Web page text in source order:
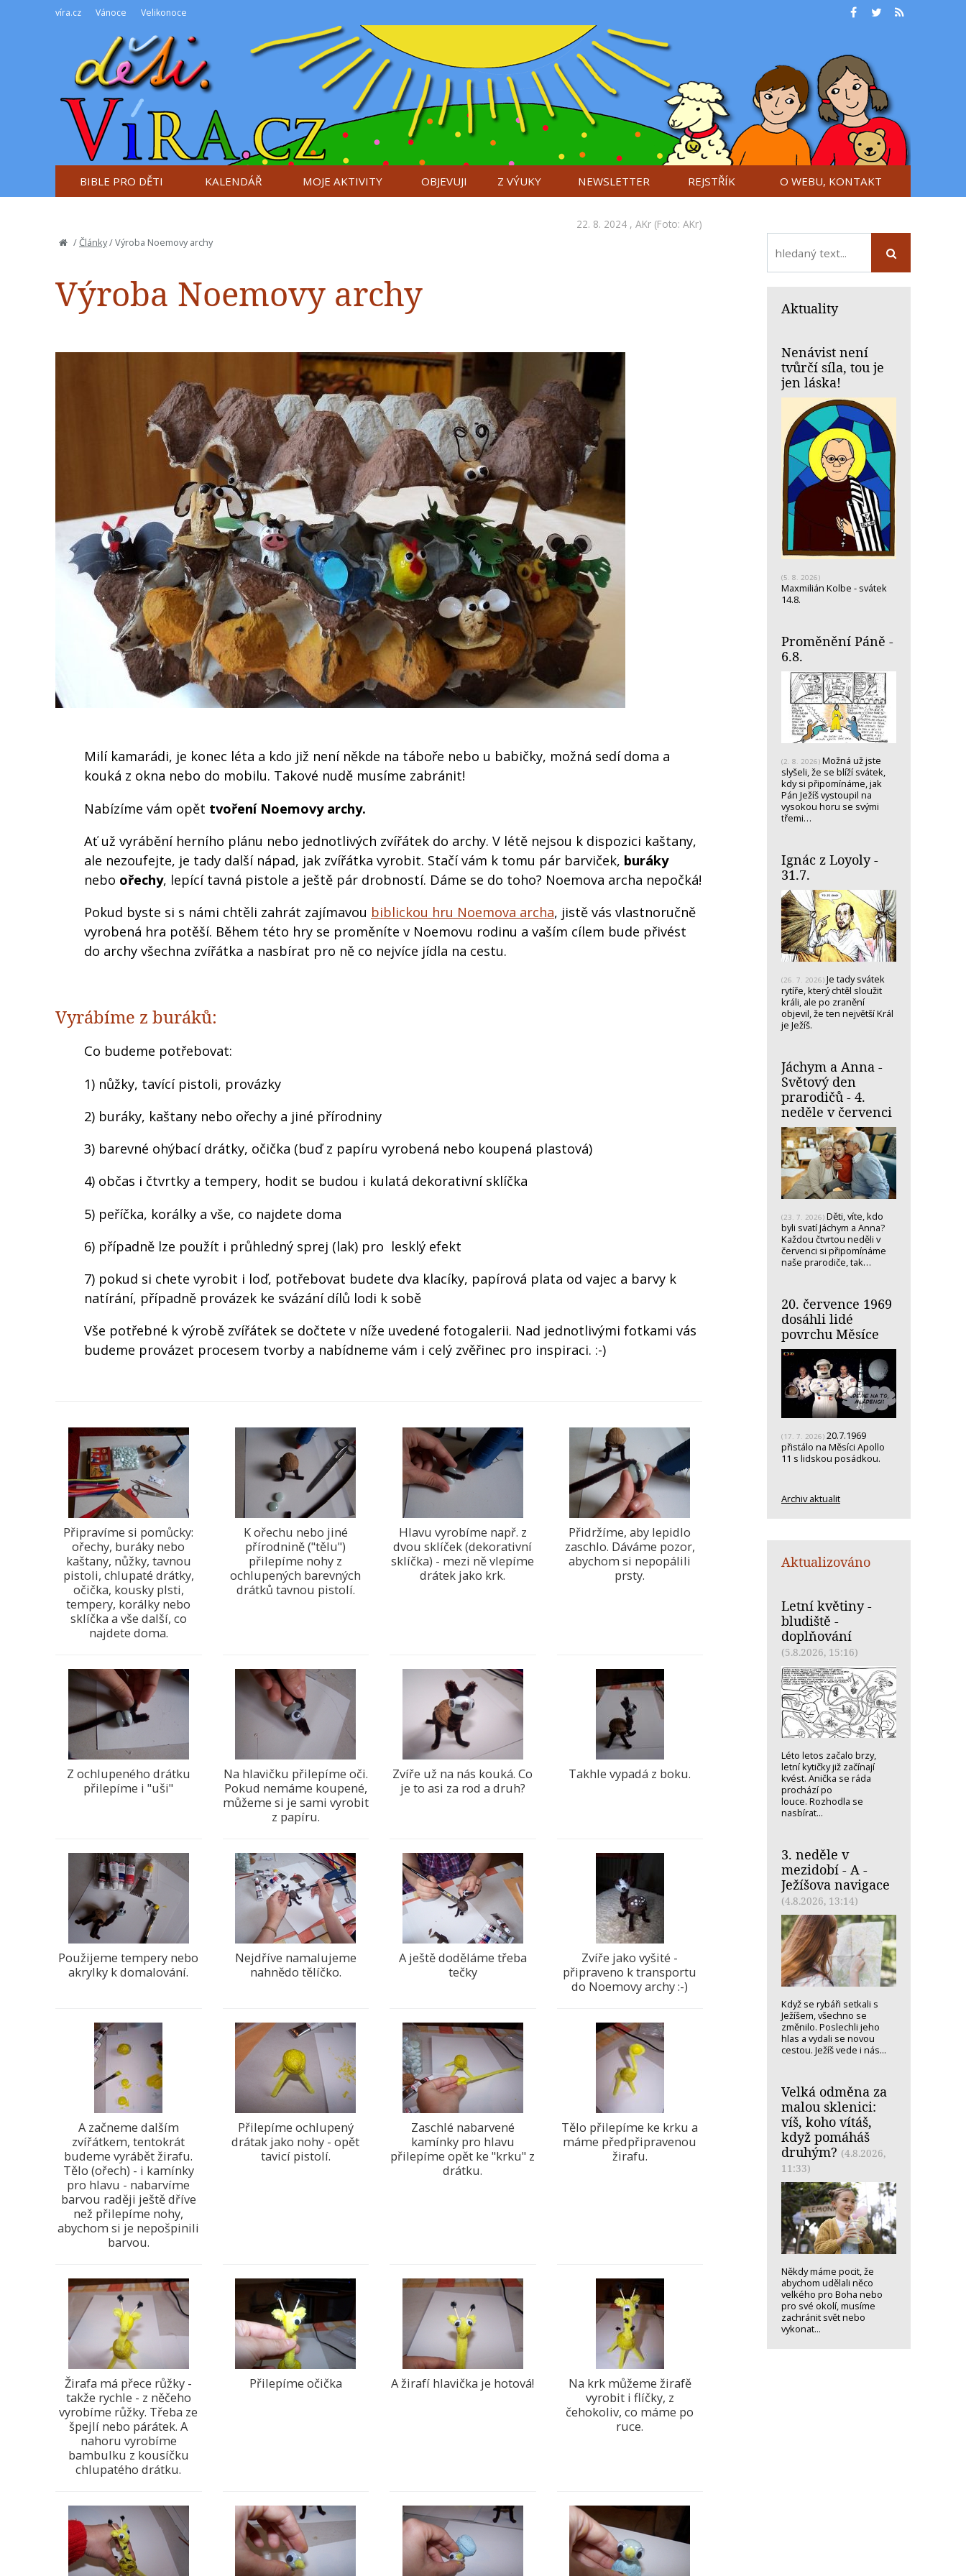
víra.cz Vánoce Velikonoce
BIBLE PRO DĚTI KALENDÁŘ MOJE AKTIVITY OBJEVUJI Z VÝUKY NEWSLETTER REJSTŘÍK O WEBU, KONTAKT
22. 8. 2024 , AKr (Foto: AKr)
/Články/Výroba Noemovy archy
Výroba Noemovy archy
Milí kamarádi, je konec léta a kdo již není někde na táboře nebo u babičky, možná sedí doma a
kouká z okna nebo do mobilu. Takové nudě musíme zabránit!
Nabízíme vám opět tvoření Noemovy archy.
Ať už vyrábění herního plánu nebo jednotlivých zvířátek do archy. V létě nejsou k dispozici kaštany,
ale nezoufejte, je tady další nápad, jak zvířátka vyrobit. Stačí vám k tomu pár barviček, buráky
nebo ořechy, lepící tavná pistole a ještě pár drobností. Dáme se do toho? Noemova archa nepočká!
Pokud byste si s námi chtěli zahrát zajímavou biblickou hru Noemova archa, jistě vás vlastnoručně
vyrobená hra potěší. Během této hry se proměníte v Noemovu rodinu a vaším cílem bude přivést
do archy všechna zvířátka a nasbírat pro ně co nejvíce jídla na cestu.
Vyrábíme z buráků:
Co budeme potřebovat:
1) nůžky, tavící pistoli, provázky
2) buráky, kaštany nebo ořechy a jiné přírodniny
3) barevné ohýbací drátky, očička (buď z papíru vyrobená nebo koupená plastová)
4) občas i čtvrtky a tempery, hodit se budou i kulatá dekorativní sklíčka
5) peříčka, korálky a vše, co najdete doma
6) případně lze použít i průhledný sprej (lak) pro lesklý efekt
7) pokud si chete vyrobit i loď, potřebovat budete dva klacíky, papírová plata od vajec a barvy k
natírání, případně provázek ke svázání dílů lodi k sobě
Vše potřebné k výrobě zvířátek se dočtete v níže uvedené fotogalerii. Nad jednotlivými fotkami vás
budeme provázet procesem tvorby a nabídneme vám i celý zvěřinec pro inspiraci. :-)
Připravíme si pomůcky:
ořechy, buráky nebo
kaštany, nůžky, tavnou
pistoli, chlupaté drátky,
očička, kousky plsti,
tempery, korálky nebo
sklíčka a vše další, co
najdete doma.
K ořechu nebo jiné
přírodnině ("tělu")
přilepíme nohy z
ochlupených barevných
drátků tavnou pistolí.
Hlavu vyrobíme např. z
dvou sklíček (dekorativní
sklíčka) - mezi ně vlepíme
drátek jako krk.
Přidržíme, aby lepidlo
zaschlo. Dáváme pozor,
abychom si nepopálili
prsty.
Z ochlupeného drátku
přilepíme i "uši"
Na hlavičku přilepíme oči.
Pokud nemáme koupené,
můžeme si je sami vyrobit
z papíru.
Zvíře už na nás kouká. Co
je to asi za rod a druh?
Takhle vypadá z boku.
Použijeme tempery nebo
akrylky k domalování.
Nejdříve namalujeme
nahnědo tělíčko.
A ještě doděláme třeba
tečky
Zvíře jako vyšité -
připraveno k transportu
do Noemovy archy :-)
A začneme dalším
zvířátkem, tentokrát
budeme vyrábět žirafu.
Tělo (ořech) - i kamínky
pro hlavu - nabarvíme
barvou raději ještě dříve
než přilepíme nohy,
abychom si je nepošpinili
barvou.
Přilepíme ochlupený
drátak jako nohy - opět
tavicí pistolí.
Zaschlé nabarvené
kamínky pro hlavu
přilepíme opět ke "krku" z
drátku.
Tělo přilepíme ke krku a
máme předpřipravenou
žirafu.
Žirafa má přece růžky -
takže rychle - z něčeho
vyrobíme růžky. Třeba ze
špejlí nebo párátek. A
nahoru vyrobíme
bambulku z kousíčku
chlupatého drátku.
Přilepíme očička A žirafí hlavička je hotová!
Na krk můžeme žirafě
vyrobit i flíčky, z
čehokoliv, co máme po
ruce.
Aktuality
Nenávist není
tvůrčí síla, tou je
jen láska!
(5. 8. 2026)
Maxmilián Kolbe - svátek
14.8.
Proměnění Páně -
6.8.
(2. 8. 2026) Možná už jste
slyšeli, že se blíží svátek,
kdy si připomínáme, jak
Pán Ježíš vystoupil na
vysokou horu se svými
třemi…
Ignác z Loyoly -
31.7.
(26. 7. 2026) Je tady svátek
rytíře, který chtěl sloužit
králi, ale po zranění
objevil, že ten největší Král
je Ježíš.
Jáchym a Anna -
Světový den
prarodičů - 4.
neděle v červenci
(23. 7. 2026) Děti, víte, kdo
byli svatí Jáchym a Anna?
Každou čtvrtou neděli v
červenci si připomínáme
naše prarodiče, tak…
20. července 1969
dosáhli lidé
povrchu Měsíce
(17. 7. 2026) 20.7.1969
přistálo na Měsíci Apollo
11 s lidskou posádkou.
Archiv aktualit
Aktualizováno
Letní květiny -
bludiště -
doplňování
(5.8.2026, 15:16)
Léto letos začalo brzy,
letní kytičky již začínají
kvést. Anička se ráda
prochází po
louce. Rozhodla se
nasbírat...
3. neděle v
mezidobí - A -
Ježíšova navigace
(4.8.2026, 13:14)
Když se rybáři setkali s
Ježíšem, všechno se
změnilo. Poslechli jeho
hlas a vydali se novou
cestou. Ježíš vede i nás...
Velká odměna za
malou sklenici:
víš, koho vítáš,
když pomáháš
druhým? (4.8.2026,
11:33)
Někdy máme pocit, že
abychom udělali něco
velkého pro Boha nebo
pro své okolí, musíme
zachránit svět nebo
vykonat...